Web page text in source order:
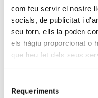
com feu servir el nostre
socials, de publicitat i
seu torn, ells la poden
els hàgiu proporcionat o
que heu fet dels seus
Requeriments